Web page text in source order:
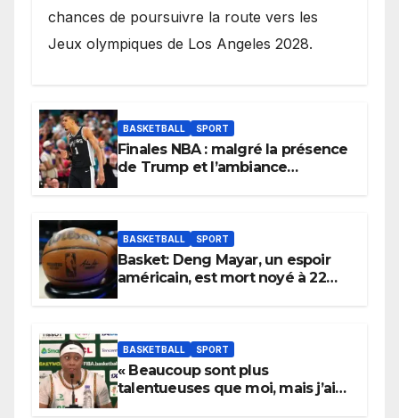
chances de poursuivre la route vers les
Jeux olympiques de Los Angeles 2028.
BASKETBALL SPORT
Finales NBA : malgré la présence
de Trump et l’ambiance
BASKETBALL SPORT
Basket: Deng Mayar, un espoir
américain, est mort noyé à 22
BASKETBALL SPORT
« Beaucoup sont plus
talentueuses que moi, mais j’ai